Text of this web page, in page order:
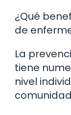
¿Qué
de
La
tiene
nivel